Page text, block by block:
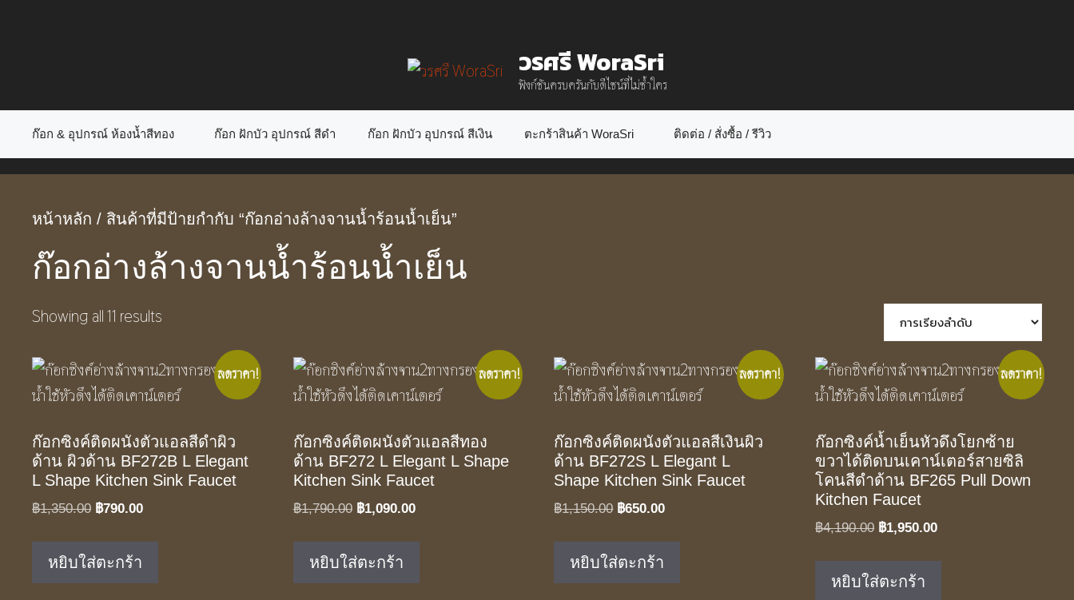
วรศรี WoraSri
ฟังก์ชันครบครันกับดีไซน์ที่ไม่ซ้ำใคร
ก๊อก & อุปกรณ์ ห้องน้ำสีทอง ก๊อก ฝักบัว อุปกรณ์ สีดำ ก๊อก ฝักบัว อุปกรณ์ สีเงิน ตะกร้าสินค้า WoraSri ติดต่อ / สั่งซื้อ / รีวิว
หน้าหลัก / สินค้าที่มีป้ายกำกับ “ก๊อกอ่างล้างจานน้ำร้อนน้ำเย็น”
ก๊อกอ่างล้างจานน้ำร้อนน้ำเย็น
Showing all 11 results
ลดราคา!
ก๊อกซิงค์ติดผนังตัวแอลสีดำผิว
ด้าน ผิวด้าน BF272B L Elegant
L Shape Kitchen Sink Faucet
฿1,350.00 Original
฿1,350.00.
฿790.00Current
หยิบใส่ตะกร้า
ลดราคา!
ก๊อกซิงค์ติดผนังตัวแอลสีทอง
ด้าน BF272 L Elegant L Shape
Kitchen Sink Faucet
฿1,790.00 Original
฿1,790.00.
฿1,090.00Current
หยิบใส่ตะกร้า
ลดราคา!
ก๊อกซิงค์ติดผนังตัวแอลสีเงินผิว
ด้าน BF272S L Elegant L
Shape Kitchen Sink Faucet
฿1,150.00 Original
฿1,150.00.
฿650.00Current
หยิบใส่ตะกร้า
ลดราคา!
ก๊อกซิงค์น้ำเย็นหัวดึงโยกซ้าย
ขวาได้ติดบนเคาน์เตอร์สายซิลิ
โคนสีดำด้าน BF265 Pull Down
Kitchen Faucet
฿4,190.00 Original
฿4,190.00.
฿1,950.00Current
หยิบใส่ตะกร้า